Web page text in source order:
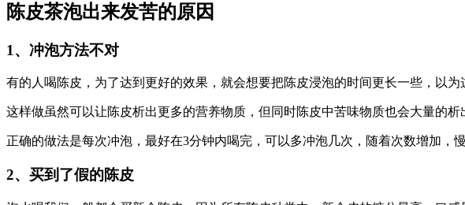
陈皮茶泡出来发苦的原因
1、冲泡方法不对
有的人喝陈皮，为了达到更好的效果，就会想要把陈皮浸泡的时间更长一些，以
这样做虽然可以让陈皮析出更多的营养物质，但同时陈皮中苦味物质也会大量的
正确的做法是每次冲泡，最好在3分钟内喝完，可以多冲泡几次，随着次数增加，
2、买到了假的陈皮